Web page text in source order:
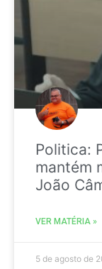
Politica:
mantém
João
VER MATÉRIA »
5 de agosto de